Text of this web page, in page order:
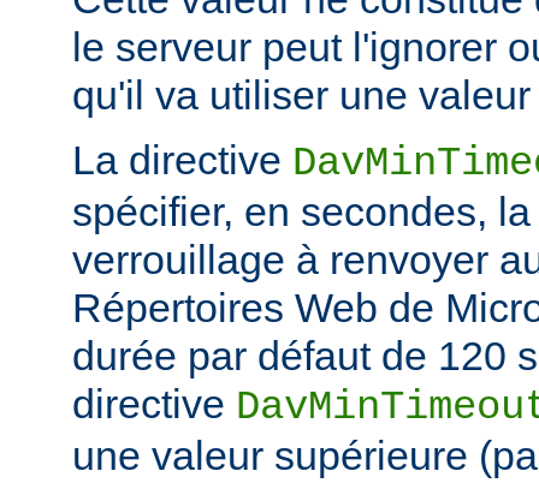
le serveur peut l'ignorer
qu'il va utiliser une
La directive
spécifier, en secondes,
verrouillage à renvoyer
Répertoires Web de
durée par défaut de 120
directive
une valeur supérieure